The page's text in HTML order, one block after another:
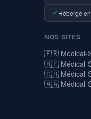
Hébergé
NOS SITES
🇫🇷 Médical-
🇧🇪 Médical-
🇨🇭 Médical-
🇲🇦 Médical-